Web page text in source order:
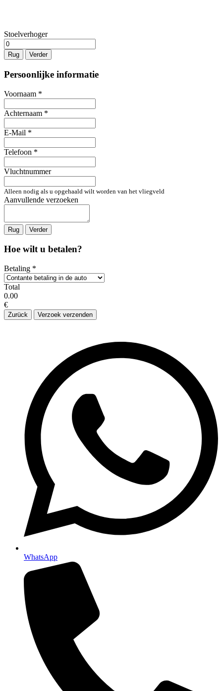
Stoelverhoger
Rug Verder
Persoonlijke informatie
Voornaam *
Achternaam *
E-Mail *
Telefoon *
Vluchtnummer
Alleen nodig als u opgehaald wilt worden van het vliegveld
Aanvullende verzoeken
Rug Verder
Hoe wilt u betalen?
Betaling *
Total
0.00
€
Zurück Verzoek verzenden
WhatsApp